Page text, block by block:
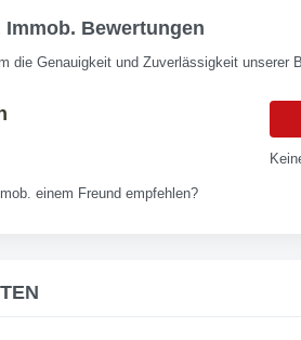
Bewertungen
die Genauigkeit und Zuverlässigkeit unserer
einem Freund empfehlen?